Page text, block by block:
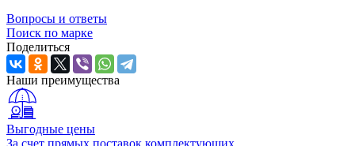
Вопросы и ответы
Поиск по марке
Поделиться
Наши преимущества
Выгодные цены